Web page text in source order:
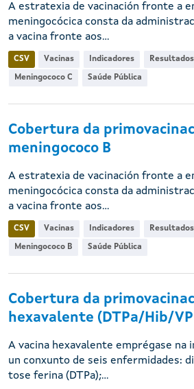
A estratexia de vacinación fronte a
meningocócica consta da
a vacina fronte aos...
CSV Vacinas Indicadores
Meningococo C Saúde Pública
Cobertura da
meningococo B
A estratexia de vacinación fronte a
meningocócica consta da
a vacina fronte aos...
CSV Vacinas Indicadores
Meningococo B Saúde Pública
Cobertura da
hexavalente (DTPa/Hib/
A vacina hexavalente emprégase na
un conxunto de seis enfermidades:
tose ferina (DTPa);...